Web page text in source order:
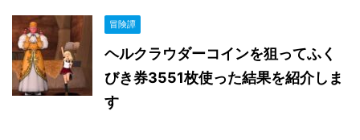
冒険譚
ヘルクラウダーコインを狙ってふく
びき券3551枚使った結果を紹介しま
す